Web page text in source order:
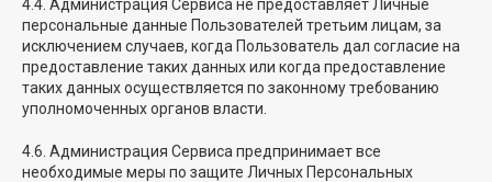
4.4. Администрация Сервиса не предоставляет Личные
персональные данные Пользователей третьим лицам, за
исключением случаев, когда Пользователь дал согласие на
предоставление таких данных или когда предоставление
таких данных осуществляется по законному требованию
уполномоченных органов власти.
4.6. Администрация Сервиса предпринимает все
необходимые меры по защите Личных Персональных